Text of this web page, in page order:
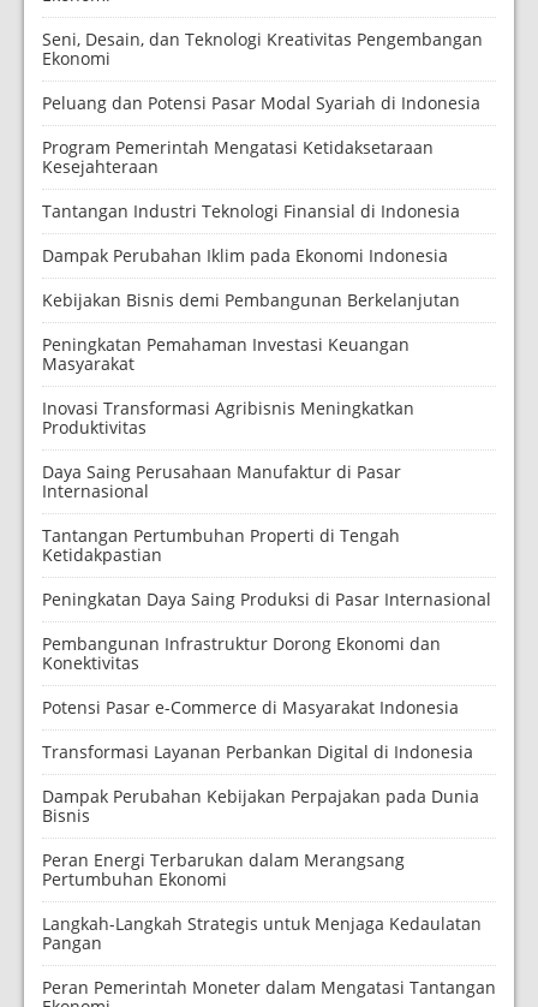
Seni, Desain, dan Teknologi Kreativitas Pengembangan
Ekonomi
Peluang dan Potensi Pasar Modal Syariah di Indonesia
Program Pemerintah Mengatasi Ketidaksetaraan
Kesejahteraan
Tantangan Industri Teknologi Finansial di Indonesia
Dampak Perubahan Iklim pada Ekonomi Indonesia
Kebijakan Bisnis demi Pembangunan Berkelanjutan
Peningkatan Pemahaman Investasi Keuangan
Masyarakat
Inovasi Transformasi Agribisnis Meningkatkan
Produktivitas
Daya Saing Perusahaan Manufaktur di Pasar
Internasional
Tantangan Pertumbuhan Properti di Tengah
Ketidakpastian
Peningkatan Daya Saing Produksi di Pasar Internasional
Pembangunan Infrastruktur Dorong Ekonomi dan
Konektivitas
Potensi Pasar e-Commerce di Masyarakat Indonesia
Transformasi Layanan Perbankan Digital di Indonesia
Dampak Perubahan Kebijakan Perpajakan pada Dunia
Bisnis
Peran Energi Terbarukan dalam Merangsang
Pertumbuhan Ekonomi
Langkah-Langkah Strategis untuk Menjaga Kedaulatan
Pangan
Peran Pemerintah Moneter dalam Mengatasi Tantangan